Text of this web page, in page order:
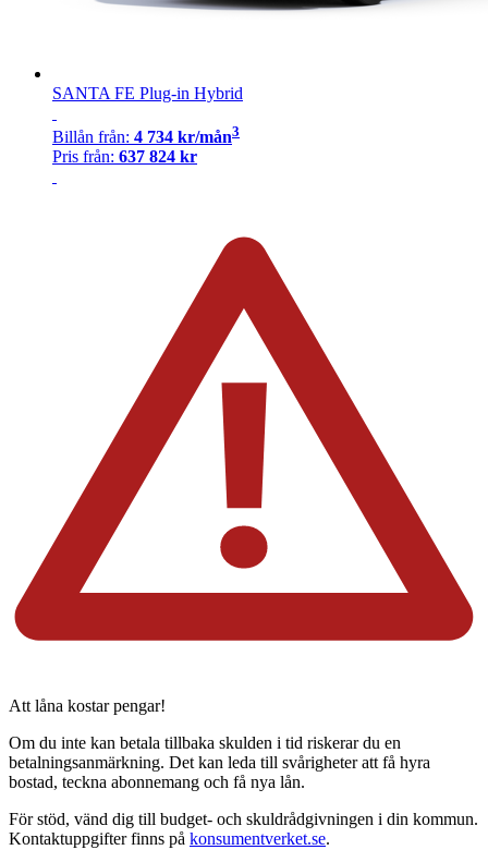
SANTA FE Plug-in Hybrid
Billån från: 4 734 kr/mån3
Pris från: 637 824 kr
Att låna kostar pengar!
Om du inte kan betala tillbaka skulden i tid riskerar du en
betalningsanmärkning. Det kan leda till svårigheter att få hyra
bostad, teckna abonnemang och få nya lån.
För stöd, vänd dig till budget- och skuldrådgivningen i din kommun.
Kontaktuppgifter finns på konsumentverket.se.